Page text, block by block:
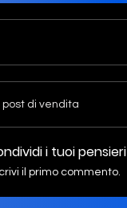
post di vendita
i tuoi pensieri
il primo commento.